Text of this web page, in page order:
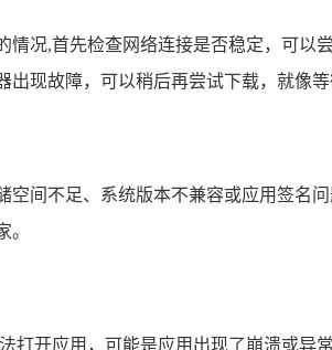
情况,首先检查网络连接是否稳定，可以
出现故障，可以稍后再尝试下载，就像等
空间不足、系统版本不兼容或应用签名
。
打开应用，可能是应用出现了崩溃或异